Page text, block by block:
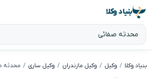
بنیاد وکلا
بنیاد وکلا وکیل وکیل مازندران وکیل ساری محدثه